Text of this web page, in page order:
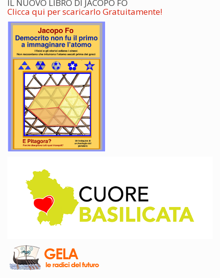
IL NUOVO LIBRO DI JACOPO FO
Clicca qui per scaricarlo Gratuitamente!